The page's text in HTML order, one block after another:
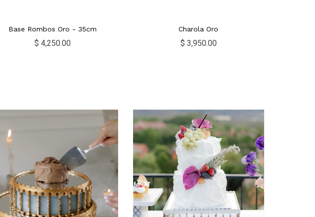
Base Rombos Oro - 35cm
$ 4,250.00
Charola Oro
$ 3,950.00